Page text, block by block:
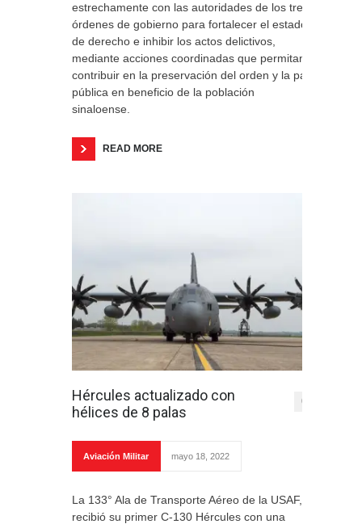
estrechamente con las autoridades de los tres
órdenes de gobierno para fortalecer el estado
de derecho e inhibir los actos delictivos,
mediante acciones coordinadas que permitan
contribuir en la preservación del orden y la paz
pública en beneficio de la población
sinaloense.
READ MORE
Hércules actualizado con
hélices de 8 palas
0
Aviación Militar mayo 18, 2022
La 133° Ala de Transporte Aéreo de la USAF,
recibió su primer C-130 Hércules con una